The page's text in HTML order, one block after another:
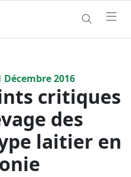
Décembre2016
critiques
des
laitier en